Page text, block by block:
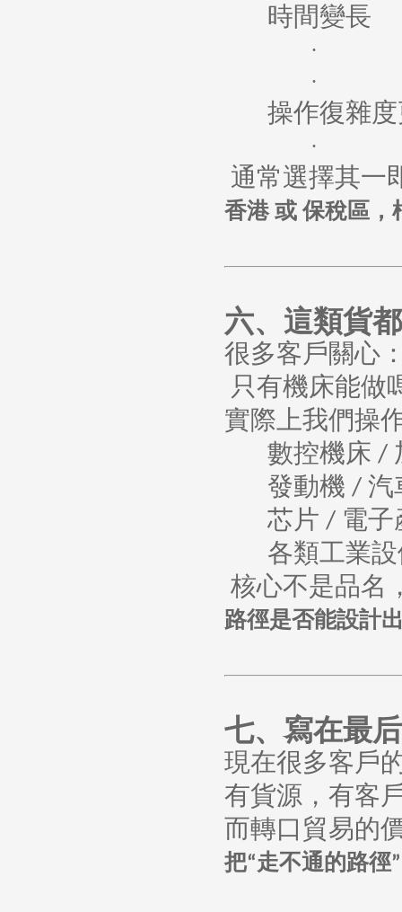
時間變長
·
·
操作復雜
·
通常選擇其一
香港 或 保稅區，
六、這類貨
很多客戶關心
只有機床能做
實際上我們操
數控機床 /
發動機 / 汽
芯片 / 電子
各類工業
核心不是品名
路徑是否能設計
七、寫在最后
現在很多客戶
有貨源，有客
而轉口貿易的
把“走不通的路徑”